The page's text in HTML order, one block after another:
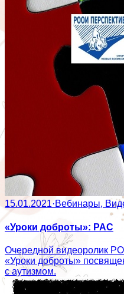
15.01.2021·Вебинары,
«Уроки доброты»: РАС
Очередной видеоролик
«Уроки доброты»
с аутизмом.